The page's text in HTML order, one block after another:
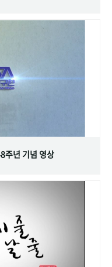
주년 기념 영상